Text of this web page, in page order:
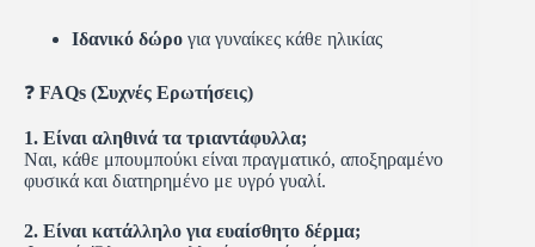
Ιδανικό δώρο για γυναίκες κάθε ηλικίας
❓ FAQs (Συχνές Ερωτήσεις)
1. Είναι αληθινά τα τριαντάφυλλα;
Ναι, κάθε μπουμπούκι είναι πραγματικό, αποξηραμένο
φυσικά και διατηρημένο με υγρό γυαλί.
2. Είναι κατάλληλο για ευαίσθητο δέρμα;